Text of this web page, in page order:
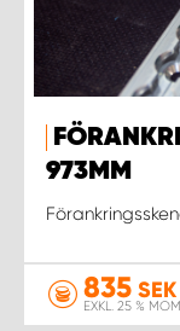
973MM
835 SEK
EXKL. 25 %